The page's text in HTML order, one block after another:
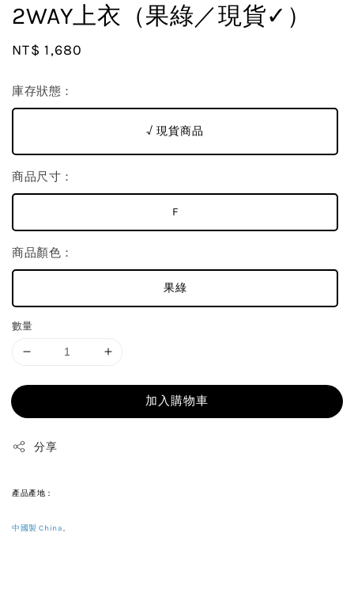
2WAY上衣（果綠／現貨✓）
Regular
NT$ 1,680
庫存狀態：
√ 現貨商品
商品尺寸：
F
商品顏色：
果綠
數量
加入購物車
分享
產品產地：
中國製 China。